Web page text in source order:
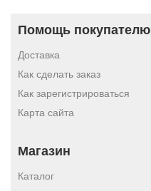
Помощь покупателю
Доставка
Как сделать заказ
Как зарегистрироваться
Карта сайта
Магазин
Каталог